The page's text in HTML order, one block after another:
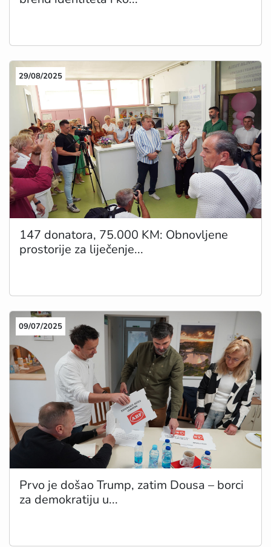
29/08/2025
147 donatora, 75.000 KM: Obnovljene
prostorije za liječenje...
09/07/2025
Prvo je došao Trump, zatim Dousa – borci
za demokratiju u...